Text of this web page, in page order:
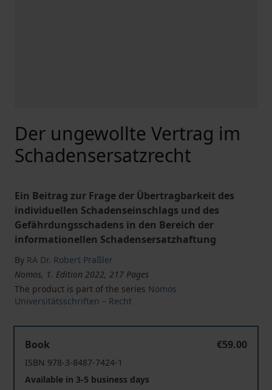
Der ungewollte Vertrag im
Schadensersatzrecht
Ein Beitrag zur Frage der Übertragbarkeit des
individuellen Schadenseinschlags und des
Gefährdungsschadens in den Bereich der
informationellen Schadensersatzhaftung
By RA Dr. Robert Praßler
Nomos, 1. Edition 2022, 217 Pages
The product is part of the series Nomos
Universitätsschriften – Recht
Book
€59.00
ISBN 978-3-8487-7424-1
Available in 3-5 business days